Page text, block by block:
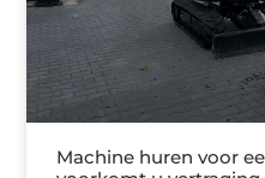
Machine huren voor